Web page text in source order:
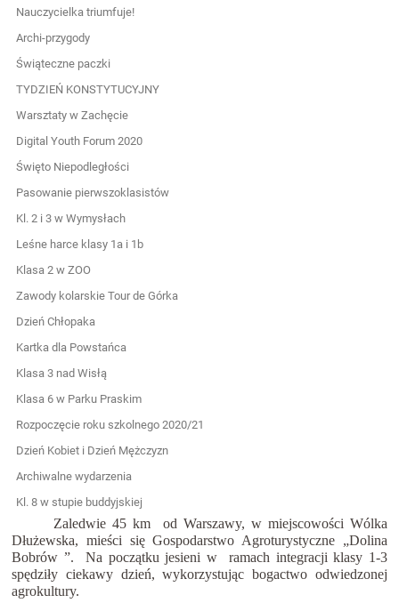
Nauczycielka triumfuje!
Archi-przygody
Świąteczne paczki
TYDZIEŃ KONSTYTUCYJNY
Warsztaty w Zachęcie
Digital Youth Forum 2020
Święto Niepodległości
Pasowanie pierwszoklasistów
Kl. 2 i 3 w Wymysłach
Leśne harce klasy 1a i 1b
Klasa 2 w ZOO
Zawody kolarskie Tour de Górka
Dzień Chłopaka
Kartka dla Powstańca
Klasa 3 nad Wisłą
Klasa 6 w Parku Praskim
Rozpoczęcie roku szkolnego 2020/21
Dzień Kobiet i Dzień Mężczyzn
Archiwalne wydarzenia
Kl. 8 w stupie buddyjskiej
Zaledwie 45 km od Warszawy, w miejscowości Wólka
Dłużewska, mieści się Gospodarstwo Agroturystyczne „Dolina
Bobrów ”. Na początku jesieni w ramach integracji klasy 1-3
spędziły ciekawy dzień, wykorzystując bogactwo odwiedzonej
agrokultury.